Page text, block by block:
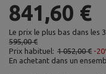
841,60 €
Le prix le plus bas dans les
595,00 €
Prix habituel: 1 052,00 € -
En achetant dans un